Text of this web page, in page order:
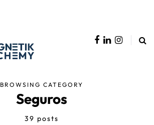
BROWSING CATEGORY
Seguros
39 posts